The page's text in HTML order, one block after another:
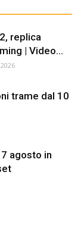
replica
| Video...
trame dal 10
agosto in